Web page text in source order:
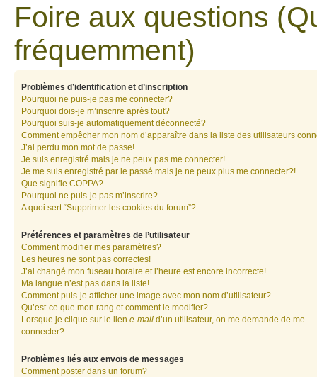
Foire aux questions
fréquemment)
Problèmes d’identification et d’inscription
Pourquoi ne puis-je pas me connecter?
Pourquoi dois-je m’inscrire après tout?
Pourquoi suis-je automatiquement déconnecté?
Comment empêcher mon nom d’apparaître dans la liste des utilisateurs
J’ai perdu mon mot de passe!
Je suis enregistré mais je ne peux pas me connecter!
Je me suis enregistré par le passé mais je ne peux plus me connecter?!
Que signifie COPPA?
Pourquoi ne puis-je pas m’inscrire?
A quoi sert “Supprimer les cookies du forum”?
Préférences et paramètres de l’utilisateur
Comment modifier mes paramètres?
Les heures ne sont pas correctes!
J’ai changé mon fuseau horaire et l’heure est encore incorrecte!
Ma langue n’est pas dans la liste!
Comment puis-je afficher une image avec mon nom d’utilisateur?
Qu’est-ce que mon rang et comment le modifier?
Lorsque je clique sur le lien e-mail d’un utilisateur, on me demande de me
connecter?
Problèmes liés aux envois de messages
Comment poster dans un forum?